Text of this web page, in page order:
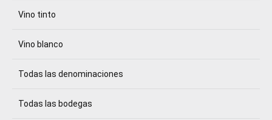
Vino tinto
Vino blanco
Todas las denominaciones
Todas las bodegas